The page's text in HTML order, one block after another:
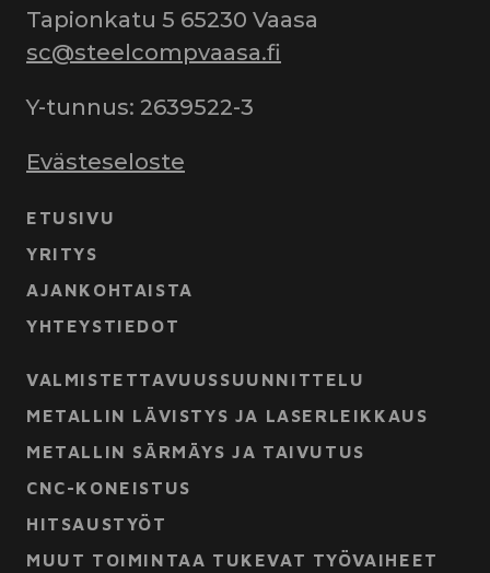
Tapionkatu 5 65230 Vaasa
sc@steelcompvaasa.fi
Y-tunnus: 2639522-3
Evästeseloste
ETUSIVU
YRITYS
AJANKOHTAISTA
YHTEYSTIEDOT
VALMISTETTAVUUSSUUNNITTELU
METALLIN LÄVISTYS JA LASERLEIKKAUS
METALLIN SÄRMÄYS JA TAIVUTUS
CNC-KONEISTUS
HITSAUSTYÖT
MUUT TOIMINTAA TUKEVAT TYÖVAIHEET